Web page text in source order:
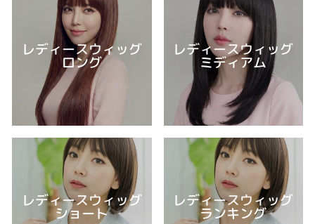
レディースウィッグ
ロング
レディースウィッグ
ミディアム
レディースウィッグ
ショート
レディースウィッグ
ランキング